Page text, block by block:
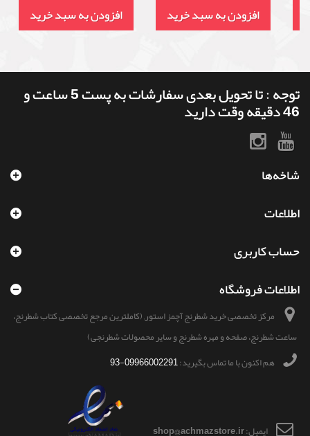
افزودن به سبد خرید افزودن به سبد خرید
توجه : تا تحویل بعدی سفارشات به پست 5 ساعت و
46 دقیقه وقت دارید
شاخه‌ها
اطلاعات
حساب کاربری
اطلاعات فروشگاه
مرکز تخصصی خرید شطرنج آچمز استور, (کاملترین مرجع تخصصی کتاب شطرنج،
ساعت شطرنج، صفحه و مهره شطرنج و سایر محصولات شطرنجی)
هم اکنون با ما تماس بگیرید:09966002291-93
ایمیل:shop@achmazstore.ir